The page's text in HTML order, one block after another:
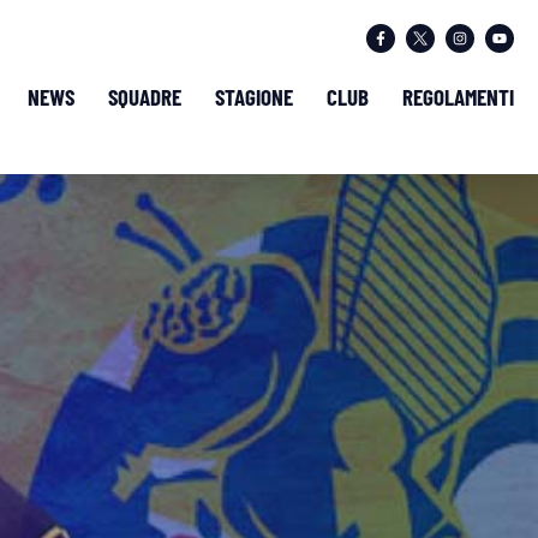
NEWS SQUADRE STAGIONE CLUB REGOLAMENTI